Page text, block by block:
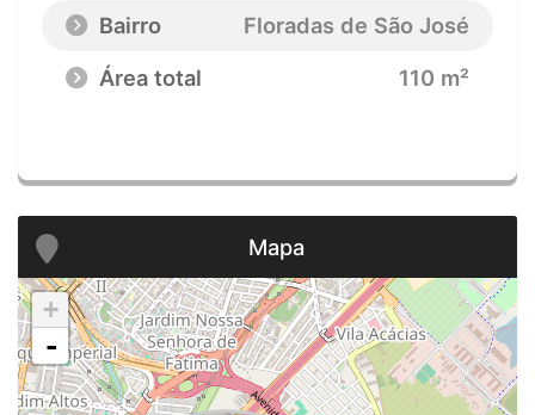
Bairro
Floradas de São José
Área total
110 m²
Mapa
+
-